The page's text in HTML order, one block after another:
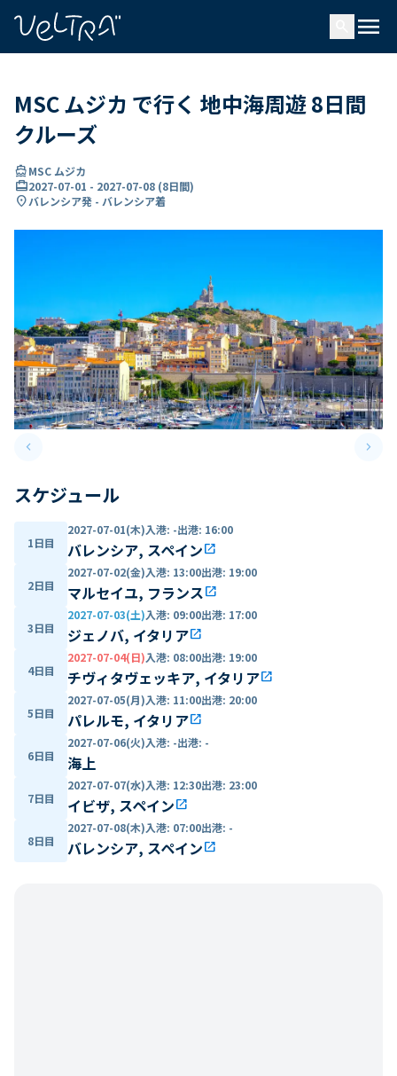
menu
MSC ムジカ で行く 地中海周遊 8日間
クルーズ
directions_boatMSC ムジカ
card_travel2027-07-01 - 2027-07-08 (8日間)
location_onバレンシア発 - バレンシア着
keyboard_arrow_leftPrevious slide keyboard_arrow_right
スケジュール
1日目
2027-07-01(木)入港: -出港: 16:00
バレンシア, スペインopen_in_new
2日目
2027-07-02(金)入港: 13:00出港: 19:00
マルセイユ, フランスopen_in_new
3日目
2027-07-03(土)入港: 09:00出港: 17:00
ジェノバ, イタリアopen_in_new
4日目
2027-07-04(日)入港: 08:00出港: 19:00
チヴィタヴェッキア, イタリアopen_in_new
5日目
2027-07-05(月)入港: 11:00出港: 20:00
パレルモ, イタリアopen_in_new
6日目
2027-07-06(火)入港: -出港: -
海上
7日目
2027-07-07(水)入港: 12:30出港: 23:00
イビザ, スペインopen_in_new
8日目
2027-07-08(木)入港: 07:00出港: -
バレンシア, スペインopen_in_new